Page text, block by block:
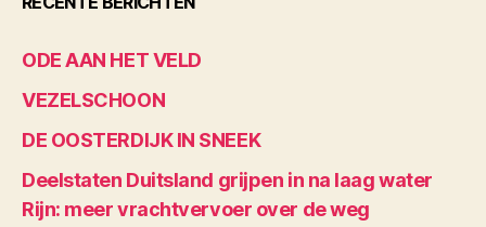
ODE AAN HET VELD
VEZELSCHOON
DE OOSTERDIJK IN SNEEK
Deelstaten Duitsland grijpen in na laag water
Rijn: meer vrachtvervoer over de weg